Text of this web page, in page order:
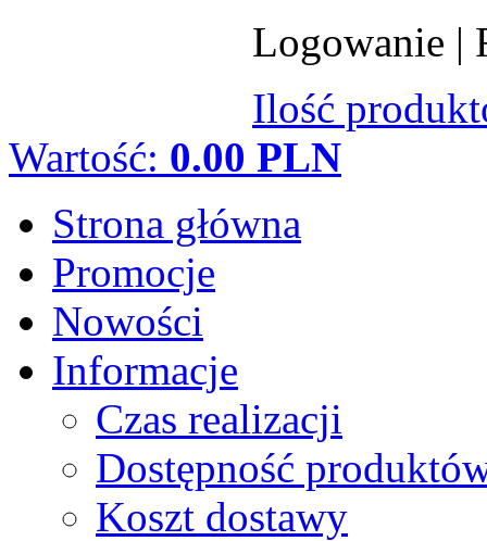
Logowanie |
Ilość
Wartość: 0.00 PLN
Strona główna
Promocje
Nowości
Informacje
Czas realizacji
Dostępność
Koszt dostawy